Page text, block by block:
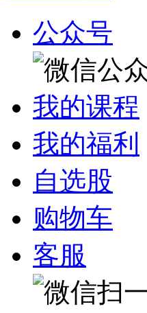
公众号
我的课程
我的福利
自选股
购物车
客服